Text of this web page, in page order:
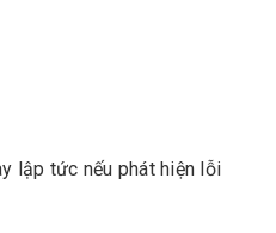
lập tức nếu phát hiện lỗi